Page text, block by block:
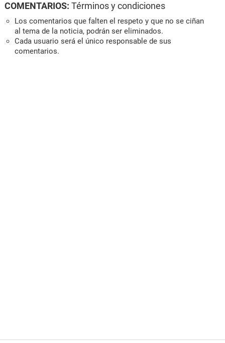
COMENTARIOS: Términos y condiciones
Los comentarios que falten el respeto y que no se ciñan
al tema de la noticia, podrán ser eliminados.
Cada usuario será el único responsable de sus
comentarios.